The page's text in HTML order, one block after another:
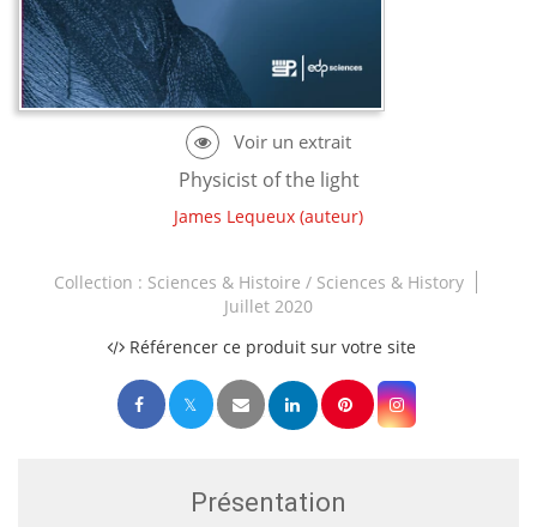
Physicist of the light
James Lequeux (auteur)
Collection : Sciences & Histoire / Sciences & History
Juillet 2020
Référencer ce produit sur votre site
Présentation